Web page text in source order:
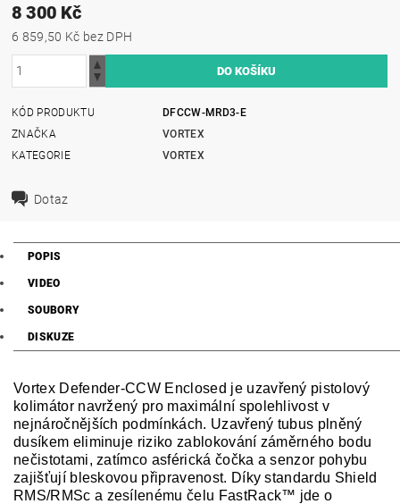
8 300 Kč
6 859,50 Kč bez DPH
KÓD PRODUKTU
DFCCW-MRD3-E
ZNAČKA
VORTEX
KATEGORIE
VORTEX
Dotaz
POPIS
VIDEO
SOUBORY
DISKUZE
Vortex Defender-CCW Enclosed je uzavřený pistolový
kolimátor navržený pro maximální spolehlivost v
nejnáročnějších podmínkách. Uzavřený tubus plněný
dusíkem eliminuje riziko zablokování záměrného bodu
nečistotami, zatímco asférická čočka a senzor pohybu
zajišťují bleskovou připravenost. Díky standardu Shield
RMS/RMSc a zesílenému čelu FastRack™ jde o